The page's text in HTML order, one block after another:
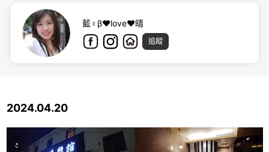
藍♀β♥love♥晴
追蹤
2024.04.20